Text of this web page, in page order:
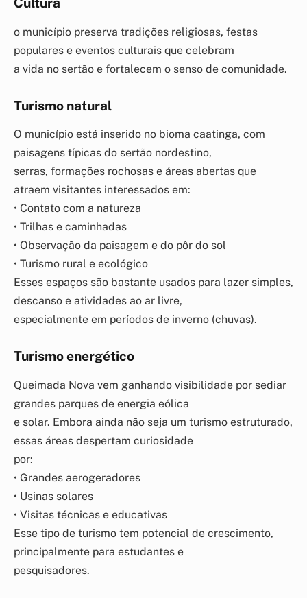
Cultura
o município preserva tradições religiosas, festas
populares e eventos culturais que celebram
a vida no sertão e fortalecem o senso de comunidade.
Turismo natural
O município está inserido no bioma caatinga, com
paisagens típicas do sertão nordestino,
serras, formações rochosas e áreas abertas que
atraem visitantes interessados em:
• Contato com a natureza
• Trilhas e caminhadas
• Observação da paisagem e do pôr do sol
• Turismo rural e ecológico
Esses espaços são bastante usados para lazer simples,
descanso e atividades ao ar livre,
especialmente em períodos de inverno (chuvas).
Turismo energético
Queimada Nova vem ganhando visibilidade por sediar
grandes parques de energia eólica
e solar. Embora ainda não seja um turismo estruturado,
essas áreas despertam curiosidade
por:
• Grandes aerogeradores
• Usinas solares
• Visitas técnicas e educativas
Esse tipo de turismo tem potencial de crescimento,
principalmente para estudantes e
pesquisadores.